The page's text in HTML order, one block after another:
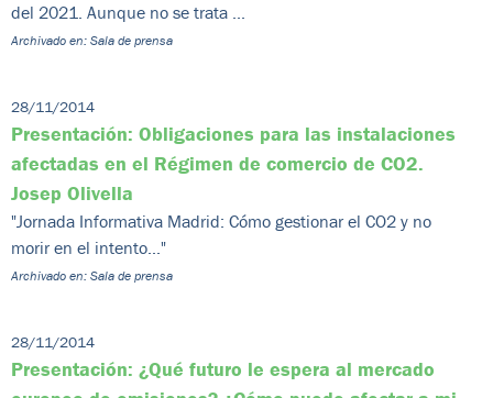
del 2021. Aunque no se trata ...
Archivado en: Sala de prensa
28/11/2014
Presentación: Obligaciones para las instalaciones
afectadas en el Régimen de comercio de CO2.
Josep Olivella
"Jornada Informativa Madrid: Cómo gestionar el CO2 y no
morir en el intento..."
Archivado en: Sala de prensa
28/11/2014
Presentación: ¿Qué futuro le espera al mercado